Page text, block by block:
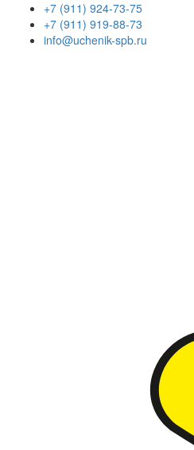
+7 (911) 924-73-75
+7 (911) 919-88-73
info@uchenik-spb.ru